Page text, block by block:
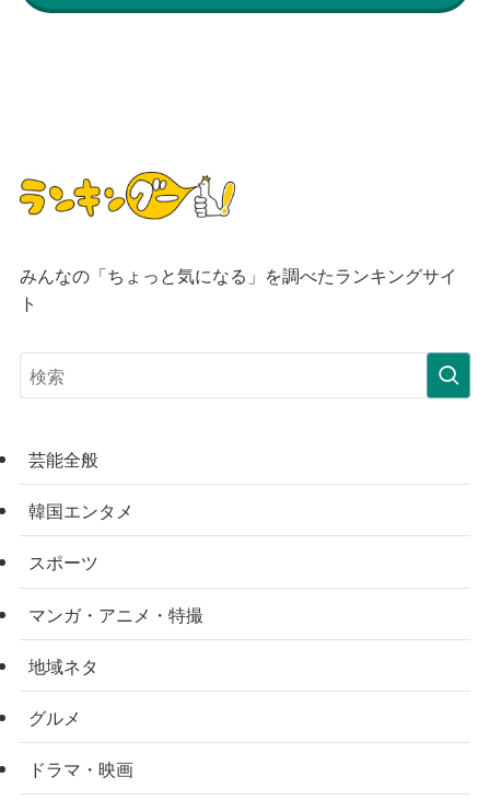
みんなの「ちょっと気になる」を調べたランキングサイ
ト
芸能全般
韓国エンタメ
スポーツ
マンガ・アニメ・特撮
地域ネタ
グルメ
ドラマ・映画